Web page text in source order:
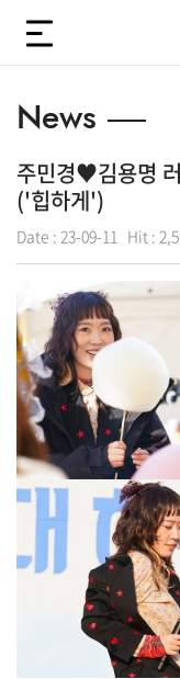
News
주민경♥김용명
('힙하게')
Date : 23-09-11 Hit :